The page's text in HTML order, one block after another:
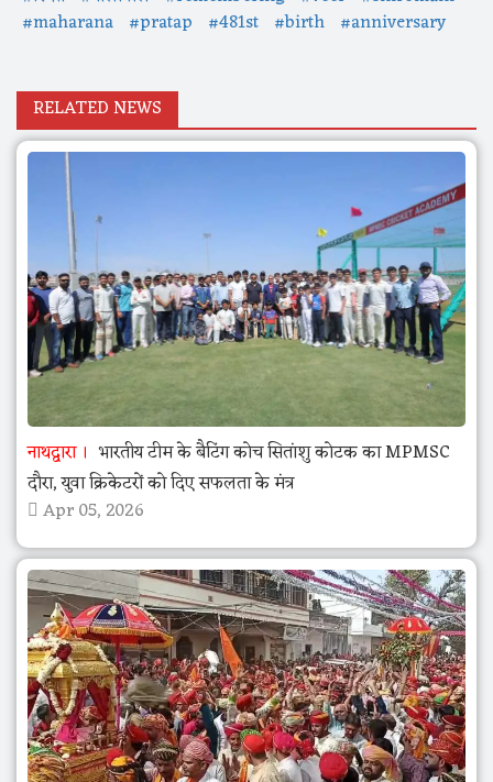
#maharana #pratap #481st #birth #anniversary
RELATED NEWS
नाथद्वारा
भारतीय टीम के बैटिंग कोच सितांशु कोटक का MPMSC
दौरा, युवा क्रिकेटरों को दिए सफलता के मंत्र
Apr 05, 2026